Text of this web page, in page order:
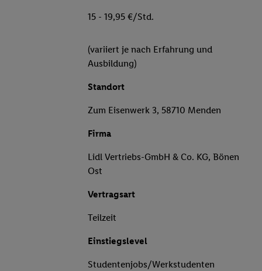
15 - 19,95 €/Std.
(variiert je nach Erfahrung und
Ausbildung)
Standort
Zum Eisenwerk 3, 58710 Menden
Firma
Lidl Vertriebs-GmbH & Co. KG, Bönen
Ost
Vertragsart
Teilzeit
Einstiegslevel
Studentenjobs/Werkstudenten